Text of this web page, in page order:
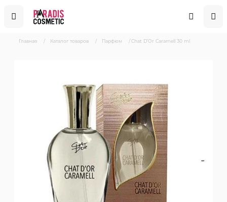
Главная / Каталог товаров / Парфюм /Chat D’Or Caramell 30 ml